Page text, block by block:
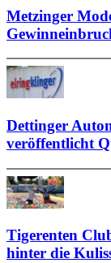
Metzinger
Dettinger
veröffentlicht
Tigerenten
hinter die